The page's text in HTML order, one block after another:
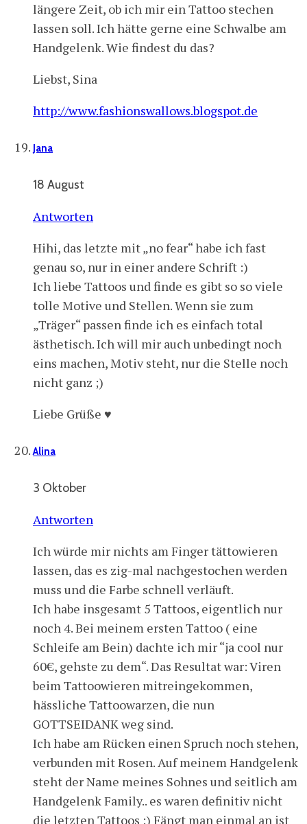
längere Zeit, ob ich mir ein Tattoo stechen
lassen soll. Ich hätte gerne eine Schwalbe am
Handgelenk. Wie findest du das?
Liebst, Sina
http://www.fashionswallows.blogspot.de
Jana
18 August
Antworten
Hihi, das letzte mit „no fear“ habe ich fast
genau so, nur in einer andere Schrift :)
Ich liebe Tattoos und finde es gibt so so viele
tolle Motive und Stellen. Wenn sie zum
„Träger“ passen finde ich es einfach total
ästhetisch. Ich will mir auch unbedingt noch
eins machen, Motiv steht, nur die Stelle noch
nicht ganz ;)
Liebe Grüße ♥
Alina
3 Oktober
Antworten
Ich würde mir nichts am Finger tättowieren
lassen, das es zig-mal nachgestochen werden
muss und die Farbe schnell verläuft.
Ich habe insgesamt 5 Tattoos, eigentlich nur
noch 4. Bei meinem ersten Tattoo ( eine
Schleife am Bein) dachte ich mir “ja cool nur
60€, gehste zu dem“. Das Resultat war: Viren
beim Tattoowieren mitreingekommen,
hässliche Tattoowarzen, die nun
GOTTSEIDANK weg sind.
Ich habe am Rücken einen Spruch noch stehen,
verbunden mit Rosen. Auf meinem Handgelenk
steht der Name meines Sohnes und seitlich am
Handgelenk Family.. es waren definitiv nicht
die letzten Tattoos :) Fängt man einmal an ist